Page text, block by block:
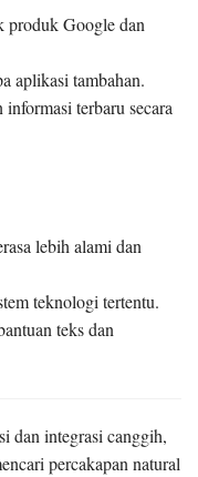
produk Google dan
aplikasi tambahan.
terbaru secara
lebih alami dan
teknologi tertentu.
teks dan
dan integrasi canggih,
percakapan natural